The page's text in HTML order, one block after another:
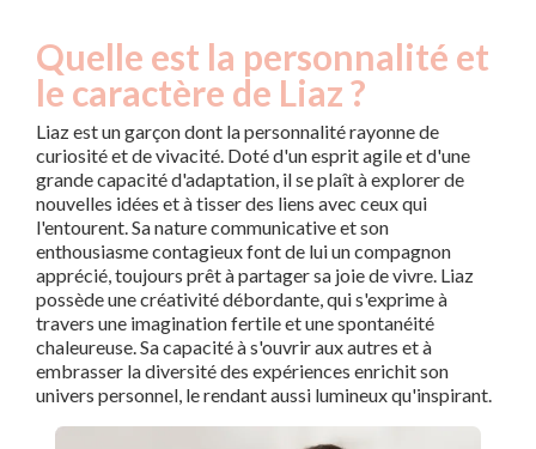
Quelle est la personnalité et
le caractère de Liaz ?
Liaz est un garçon dont la personnalité rayonne de
curiosité et de vivacité. Doté d'un esprit agile et d'une
grande capacité d'adaptation, il se plaît à explorer de
nouvelles idées et à tisser des liens avec ceux qui
l'entourent. Sa nature communicative et son
enthousiasme contagieux font de lui un compagnon
apprécié, toujours prêt à partager sa joie de vivre. Liaz
possède une créativité débordante, qui s'exprime à
travers une imagination fertile et une spontanéité
chaleureuse. Sa capacité à s'ouvrir aux autres et à
embrasser la diversité des expériences enrichit son
univers personnel, le rendant aussi lumineux qu'inspirant.